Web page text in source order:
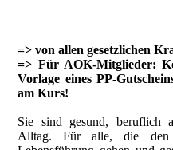
=> von allen gesetzlichen
=> Für AOK-Mitglieder:
Vorlage eines PP-
am Kurs!
Sie sind gesund, beruflich
Alltag. Für alle, die den